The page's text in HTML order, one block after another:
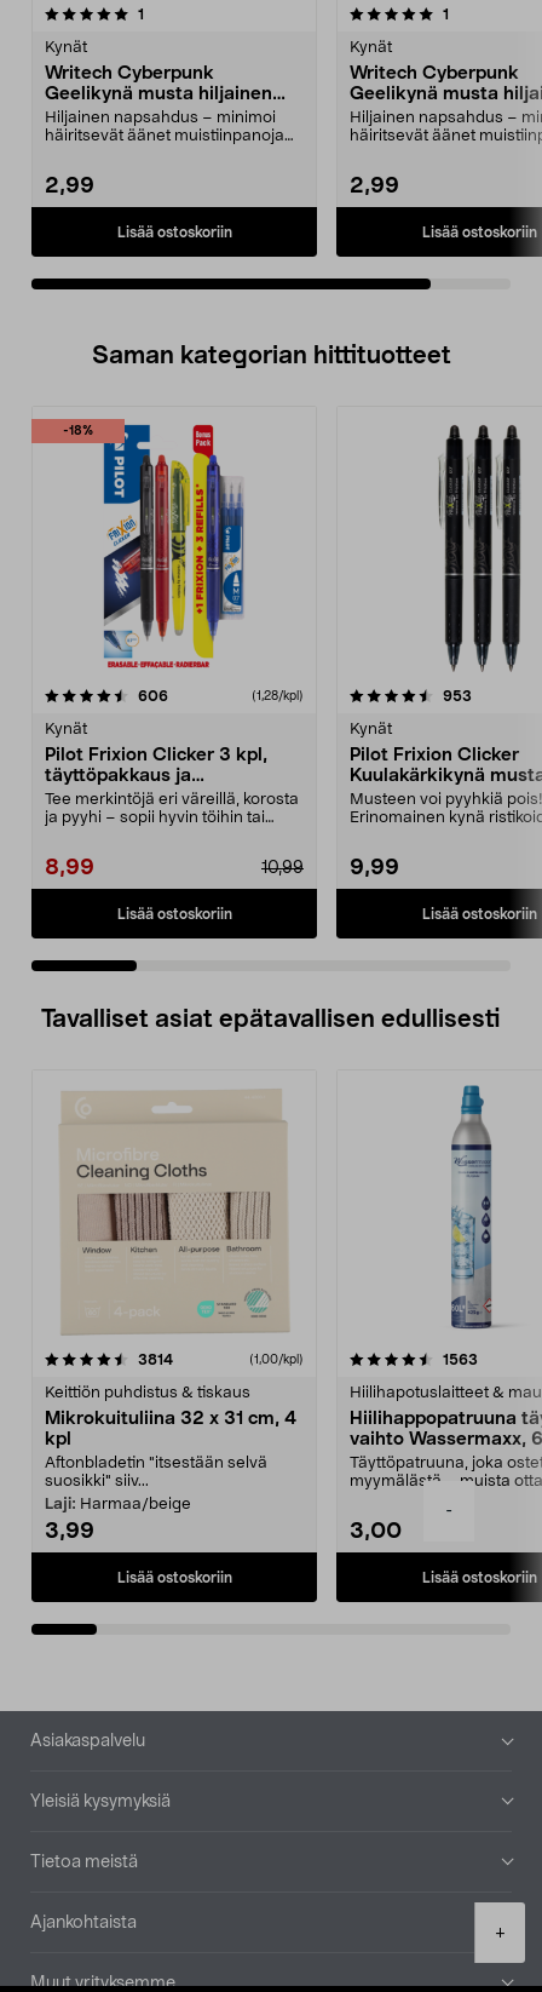
-
+
1
Kynät
Writech Cyberpunk
Geelikynä musta hiljainen
napsahdus, nopeasti kuivuva
Hiljainen napsahdus – minimoi
häiritsevät äänet muistiinpanoja
2,99
Lisää ostoskoriin
5.0viidestä
1
Kynät
Writech Cyberpunk
Geelikynä musta
napsahdus, nopeasti
Hiljainen napsahdus –
häiritsevät äänet
2,99
Lisää ostoskoriin
Saman kategorian hittituotteet
-18%
606arvostelut (1,28/kpl)
Kynät
Pilot Frixion Clicker 3 kpl,
täyttöpakkaus ja
korostuskynä
Tee merkintöjä eri väreillä, korosta
ja pyyhi – sopii hyvin töihin tai
8,99 10,99
Lisää ostoskoriin
4.5 viidestä
953
Kynät
Pilot Frixion Clicker
Kuulakärkikynä
Musteen voi pyyhkiä pois!
Erinomainen kynä
9,99
Lisää ostoskoriin
4.5 viidestä
Tavalliset asiat epätavallisen edullisesti
3814arvostelut (1,00/kpl)
Keittiön puhdistus & tiskaus
Mikrokuituliina 32 x 31 cm, 4
kpl
Aftonbladetin "itsestään selvä
suosikki" siiv...
Laji: Harmaa/beige
3,99
Lisää ostoskoriin
4.5viidestä
1563
Hiilihapotuslaitteet &
Hiilihappopatruuna
vaihto Wassermaxx,
Täyttöpatruuna, joka
myymälästä – muista
3,00
Lisää ostoskoriin
4.5viidestä
Alatunniste
Asiakaspalvelu
Yleisiä kysymyksiä
Tietoa meistä
Ajankohtaista
Muut yrityksemme